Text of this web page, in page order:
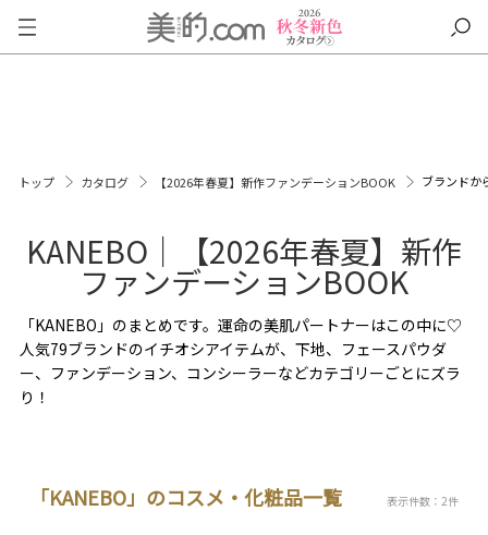
トップ カタログ 【2026年春夏】新作ファンデーションBOOK ブランドか
KANEBO｜【2026年春夏】新作
ファンデーションBOOK
「KANEBO」のまとめです。運命の美肌パートナーはこの中に♡
人気79ブランドのイチオシアイテムが、下地、フェースパウダ
ー、ファンデーション、コンシーラーなどカテゴリーごとにズラ
り！
「KANEBO」のコスメ・化粧品一覧 表示件数：2件